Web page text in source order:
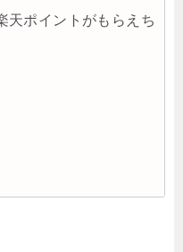
天ポイントがもらえち